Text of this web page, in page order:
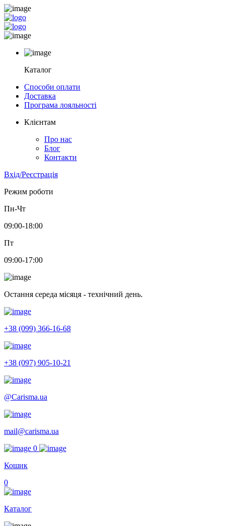
Каталог
Способи оплати
Доставка
Програма лояльності
Клієнтам
Про нас
Блог
Контакти
Вхід/Реєстрація
Режим роботи
Пн-Чт
09:00-18:00
Пт
09:00-17:00
Остання середа місяця - технічний день.
+38 (099) 366-16-68
+38 (097) 905-10-21
@Carisma.ua
mail@carisma.ua
0
Кошик
0
Каталог